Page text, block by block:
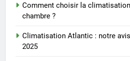
Comment choisir la
chambre ?
Climatisation Atlantic : notre
2025